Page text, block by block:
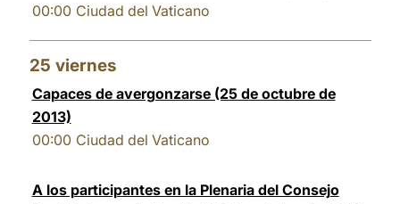
00:00 Ciudad del Vaticano
25 viernes
Capaces de avergonzarse (25 de octubre de
2013)
00:00 Ciudad del Vaticano
A los participantes en la Plenaria del Consejo